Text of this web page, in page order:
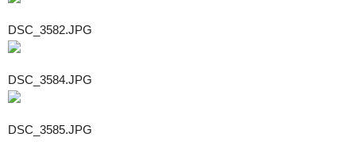
DSC_3582.JPG
DSC_3584.JPG
DSC_3585.JPG